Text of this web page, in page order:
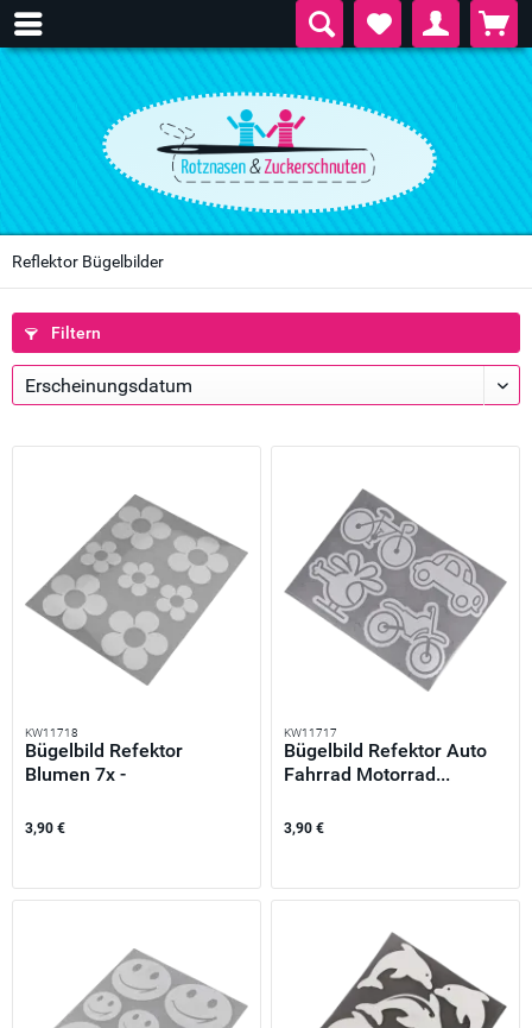
Reflektor Bügelbilder
Filtern
KW11718
Bügelbild Refektor
Blumen 7x -
3,90 €
KW11717
Bügelbild Refektor Auto
Fahrrad Motorrad...
3,90 €